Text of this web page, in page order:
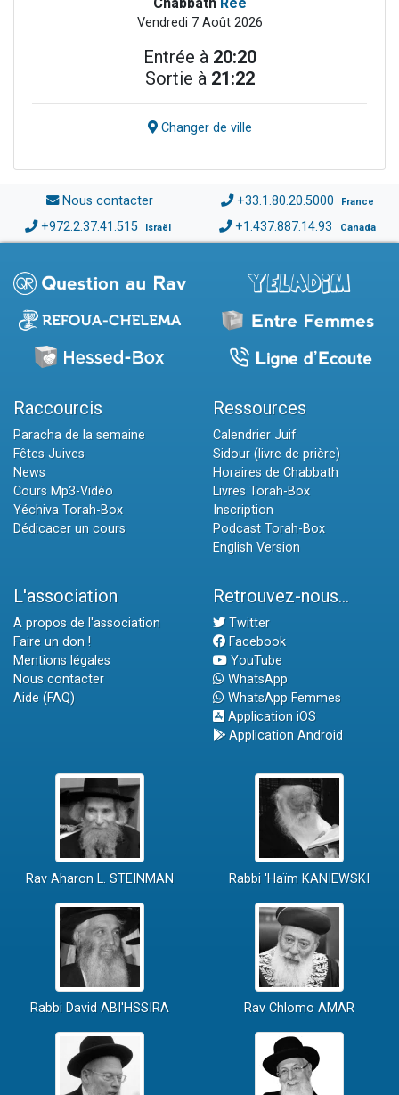
Vendredi 7 Août 2026
Entrée à 20:20
Sortie à 21:22
Changer de ville
Nous contacter +33.1.80.20.5000 France
+972.2.37.41.515 Israël +1.437.887.14.93 Canada
Raccourcis
Paracha de la semaine
Fêtes Juives
News
Cours Mp3-Vidéo
Yéchiva Torah-Box
Dédicacer un cours
Ressources
Calendrier Juif
Sidour (livre de prière)
Horaires de Chabbath
Livres Torah-Box
Inscription
Podcast Torah-Box
English Version
L'association
A propos de l'association
Faire un don !
Mentions légales
Nous contacter
Aide (FAQ)
Retrouvez-nous...
Twitter
Facebook
YouTube
WhatsApp
WhatsApp Femmes
Application iOS
Application Android
Rav Aharon L. STEINMAN Rabbi 'Haïm KANIEWSKI
Rabbi David ABI'HSSIRA Rav Chlomo AMAR